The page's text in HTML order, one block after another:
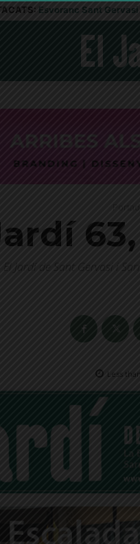
Esvoranc Sant Gervasi
El Jardí de Sant Gervasi i
Less